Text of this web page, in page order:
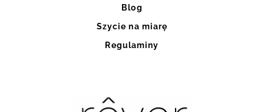
Blog
Szycie na miarę
Regulaminy